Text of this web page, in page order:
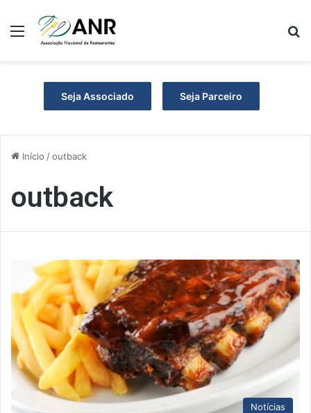
Menu
Seja Associado Seja Parceiro
Início /outback
outback
Notícias